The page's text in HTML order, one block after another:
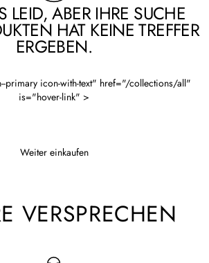
LEID, ABER IHRE SUCHE
HAT KEINE TREFFER
ERGEBEN.
primary icon-with-text" href="/collections/all"
is="hover-link" >
Weiter einkaufen
VERSPRECHEN